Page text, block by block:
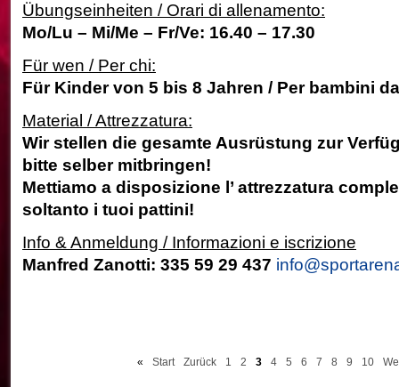
Übungseinheiten / Orari di allenamento:
Mo/Lu – Mi/Me – Fr/Ve: 16.40 – 17.30
Für wen / Per chi:
Für Kinder von 5 bis 8 Jahren / Per bambini
Material / Attrezzatura:
Wir stellen die gesamte Ausrüstung zur
bitte selber mitbringen!
Mettiamo a disposizione l’ attrezzatura
soltanto i tuoi pattini!
Info & Anmeldung / Informazioni e iscrizione
Manfred Zanotti: 335 59 29 437
« Start Zurück 1 2 3 4 5 6 7 8 9 10